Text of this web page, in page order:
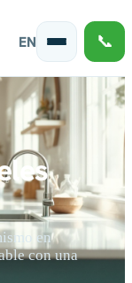
EN 📞
en
con una